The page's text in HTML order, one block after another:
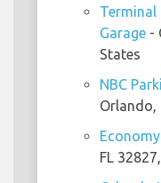
Terminal
Garage -
States
NBC
Orlando,
FL